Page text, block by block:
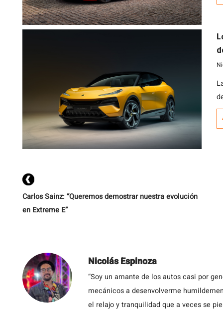
Carlos Sainz: “Queremos demostrar nuestra evolución
en Extreme E”
Nicolás Espinoza
“Soy un amante de los autos casi por
mecánicos a desenvolverme
el relajo y tranquilidad que a veces se